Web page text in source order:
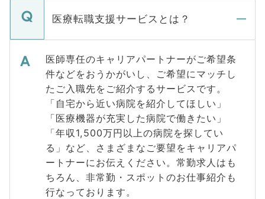
医療転職支援サービスとは？
医師専任のキャリアパートナーがご希望条
件などをおうかがいし、ご希望にマッチし
たご入職先をご紹介するサービスです。
「自宅から近い病院を紹介してほしい」
「医療機器が充実した病院で働きたい」
「年収1,500万円以上の病院を探してい
る」など、さまざまなご要望をキャリアパ
ートナーにお伝えください。常勤求人はも
ちろん、非常勤・スポットのお仕事紹介も
行なっております。